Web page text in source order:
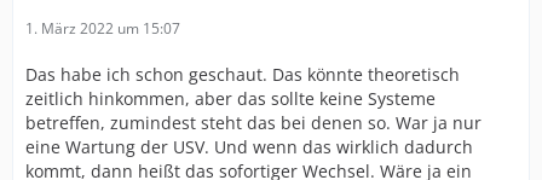
1. März 2022 um 15:07
Das habe ich schon geschaut. Das könnte theoretisch
zeitlich hinkommen, aber das sollte keine Systeme
betreffen, zumindest steht das bei denen so. War ja nur
eine Wartung der USV. Und wenn das wirklich dadurch
kommt, dann heißt das sofortiger Wechsel. Wäre ja ein